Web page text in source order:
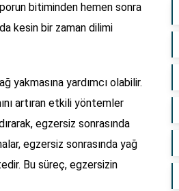
bitiminden hemen sonra
kesin bir zaman dilimi
yakmasına yardımcı olabilir.
artıran etkili yöntemler
egzersiz sonrasında
egzersiz sonrasında yağ
Bu süreç, egzersizin